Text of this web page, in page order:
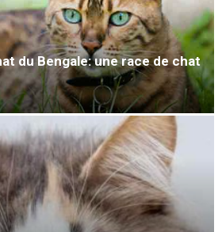
du Bengale: une race de chat